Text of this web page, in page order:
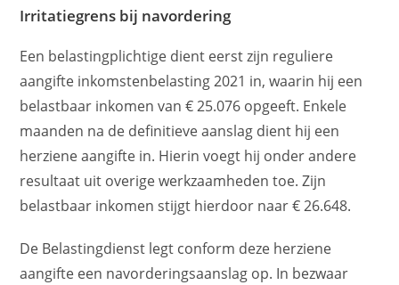
Irritatiegrens bij navordering
Een belastingplichtige dient eerst zijn reguliere
aangifte inkomstenbelasting 2021 in, waarin hij een
belastbaar inkomen van € 25.076 opgeeft. Enkele
maanden na de definitieve aanslag dient hij een
herziene aangifte in. Hierin voegt hij onder andere
resultaat uit overige werkzaamheden toe. Zijn
belastbaar inkomen stijgt hierdoor naar € 26.648.
De Belastingdienst legt conform deze herziene
aangifte een navorderingsaanslag op. In bezwaar